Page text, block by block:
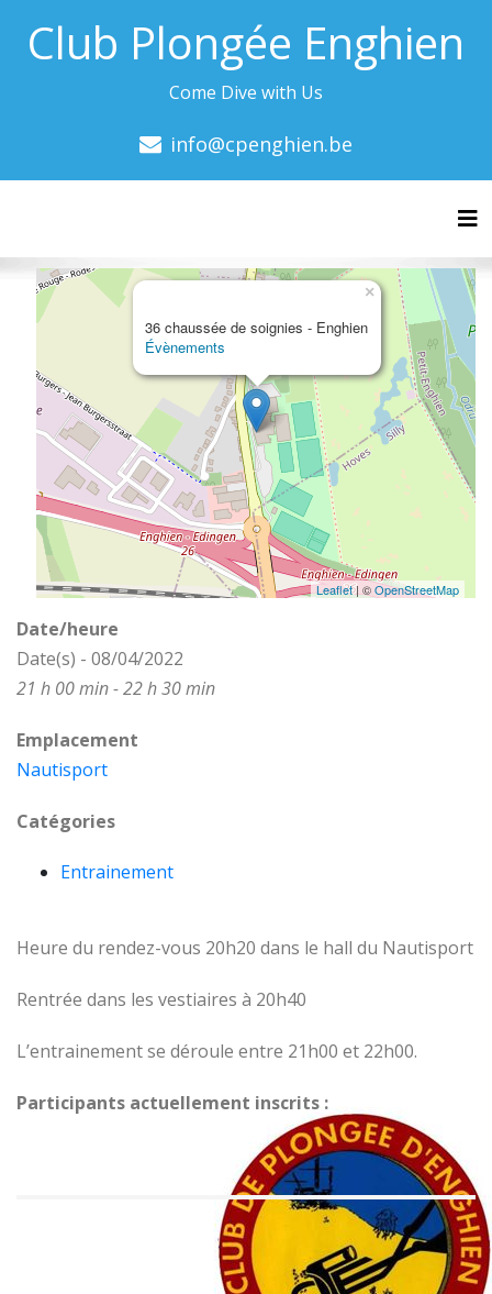
Club Plongée Enghien
Come Dive with Us
info@cpenghien.be
36 chaussée de soignies - Enghien
Évènements
×
Leaflet| ©OpenStreetMap
Date/heure
Date(s) - 08/04/2022
21 h 00 min - 22 h 30 min
Emplacement
Nautisport
Catégories
Entrainement
Heure du rendez-vous 20h20 dans le hall du Nautisport
Rentrée dans les vestiaires à 20h40
L’entrainement se déroule entre 21h00 et 22h00.
Participants actuellement inscrits :